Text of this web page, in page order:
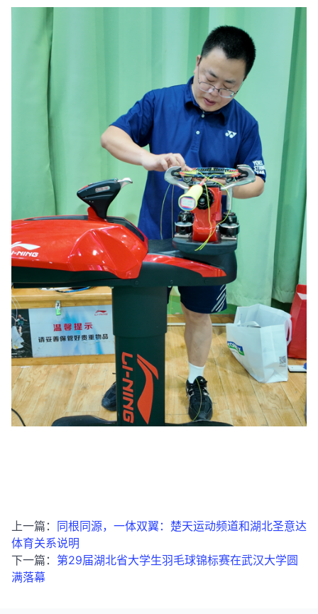
上一篇： 同根同源，一体双翼：楚天运动频道和湖北圣意达
体育关系说明
下一篇： 第29届湖北省大学生羽毛球锦标赛在武汉大学圆
满落幕